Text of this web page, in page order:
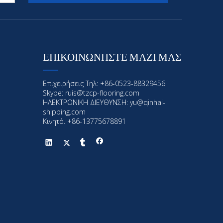
ΕΠΙΚΟΙΝΩΝΗΣΤΕ ΜΑΖΙ ΜΑΣ
Επιχειρήσεις Τηλ: +86-0523-88329456
Skype: ruis@tzcp-flooring.com
ΗΛΕΚΤΡΟΝΙΚΗ ΔΙΕΥΘΥΝΣΗ: yu@qinhai-
shipping.com
Κινητό. +86-13775678891